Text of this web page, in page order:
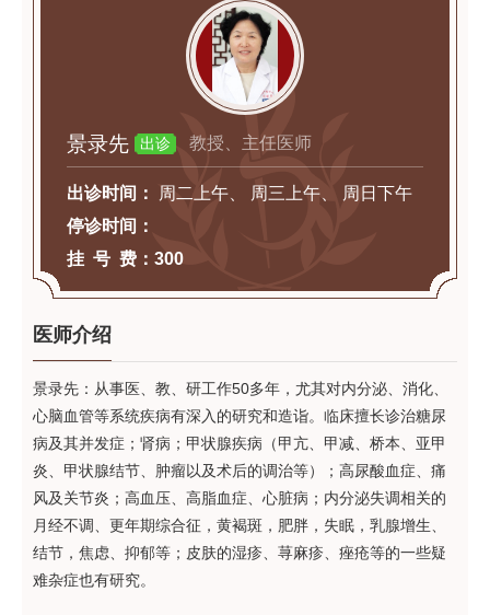
景录先 出诊 教授、主任医师
出诊时间：
周二上午、 周三上午、 周日下午
停诊时间：
挂 号 费： 300
医师介绍
景录先： 从事医、教、研工作50多年，尤其对内分泌、消化、
心脑血管等系统疾病有深入的研究和造诣。临床擅长诊治糖尿
病及其并发症；肾病；甲状腺疾病（甲亢、甲减、桥本、亚甲
炎、甲状腺结节、肿瘤以及术后的调治等）；高尿酸血症、痛
风及关节炎；高血压、高脂血症、心脏病；内分泌失调相关的
月经不调、更年期综合征，黄褐斑，肥胖，失眠，乳腺增生、
结节，焦虑、抑郁等；皮肤的湿疹、荨麻疹、痤疮等的一些疑
难杂症也有研究。